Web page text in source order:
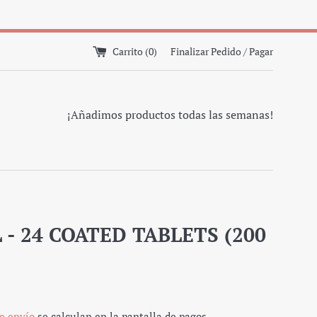
Carrito (0) Finalizar Pedido / Pagar
¡Añadimos productos todas las semanas!
24 COATED TABLETS (200